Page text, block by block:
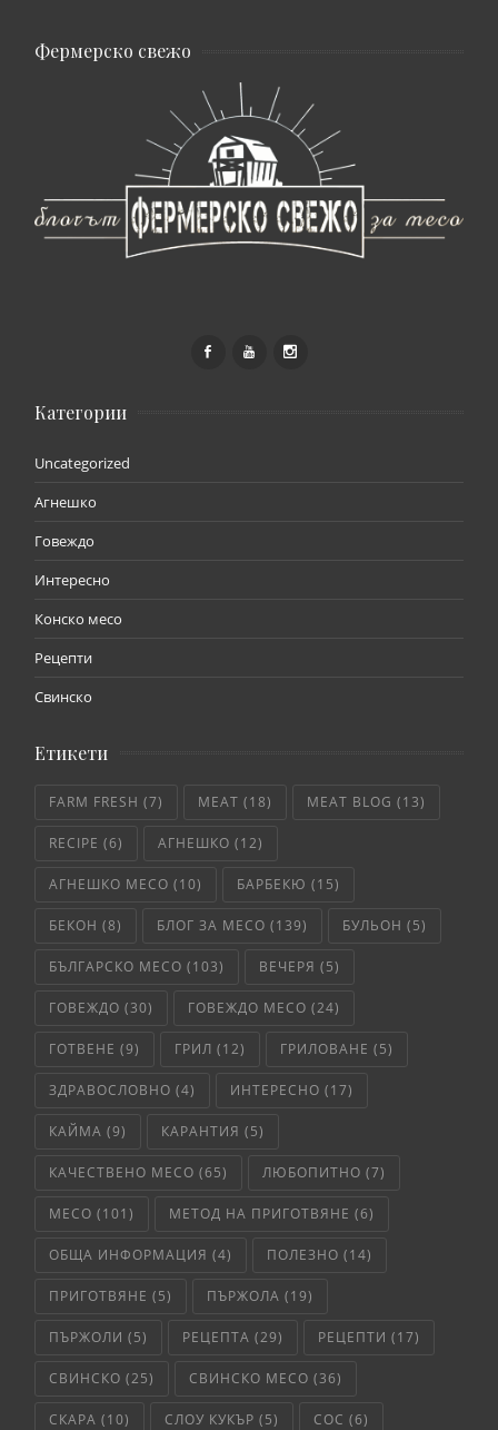
Фермерско свежо
Категории
Uncategorized
Агнешко
Говеждо
Интересно
Конско месо
Рецепти
Свинско
Етикети
FARM FRESH (7) MEAT (18) MEAT BLOG (13)
RECIPE (6) АГНЕШКО (12)
АГНЕШКО МЕСО (10) БАРБЕКЮ (15)
БЕКОН (8) БЛОГ ЗА МЕСО (139) БУЛЬОН (5)
БЪЛГАРСКО МЕСО (103) ВЕЧЕРЯ (5)
ГОВЕЖДО (30) ГОВЕЖДО МЕСО (24)
ГОТВЕНЕ (9) ГРИЛ (12) ГРИЛОВАНЕ (5)
ЗДРАВОСЛОВНО (4) ИНТЕРЕСНО (17)
КАЙМА (9) КАРАНТИЯ (5)
КАЧЕСТВЕНО МЕСО (65) ЛЮБОПИТНО (7)
МЕСО (101) МЕТОД НА ПРИГОТВЯНЕ (6)
ОБЩА ИНФОРМАЦИЯ (4) ПОЛЕЗНО (14)
ПРИГОТВЯНЕ (5) ПЪРЖОЛА (19)
ПЪРЖОЛИ (5) РЕЦЕПТА (29) РЕЦЕПТИ (17)
СВИНСКО (25) СВИНСКО МЕСО (36)
СКАРА (10) СЛОУ КУКЪР (5) СОС (6)